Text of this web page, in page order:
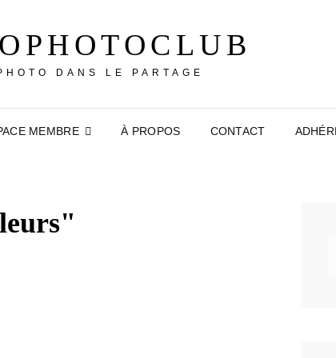
DANS LE PARTAGE
MEMBRE À PROPOS CONTACT